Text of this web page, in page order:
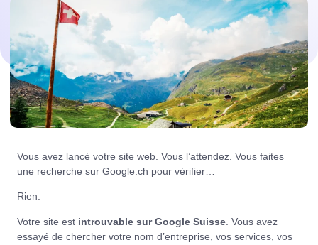
Vous avez lancé votre site web. Vous l’attendez. Vous faites
une recherche sur Google.ch pour vérifier…
Rien.
Votre site est introuvable sur Google Suisse . Vous avez
essayé de chercher votre nom d’entreprise, vos services, vos